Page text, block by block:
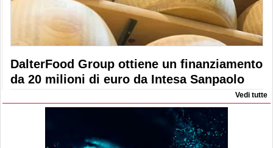
DalterFood Group ottiene un finanziamento
da 20 milioni di euro da Intesa Sanpaolo
Vedi tutte